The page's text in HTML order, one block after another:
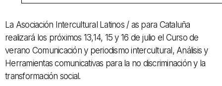
La Asociación Intercultural Latinos / as para Cataluña
realizará los próximos 13,14, 15 y 16 de julio el Curso de
verano Comunicación y periodismo intercultural, Análisis y
Herramientas comunicativas para la no discriminación y la
transformación social.